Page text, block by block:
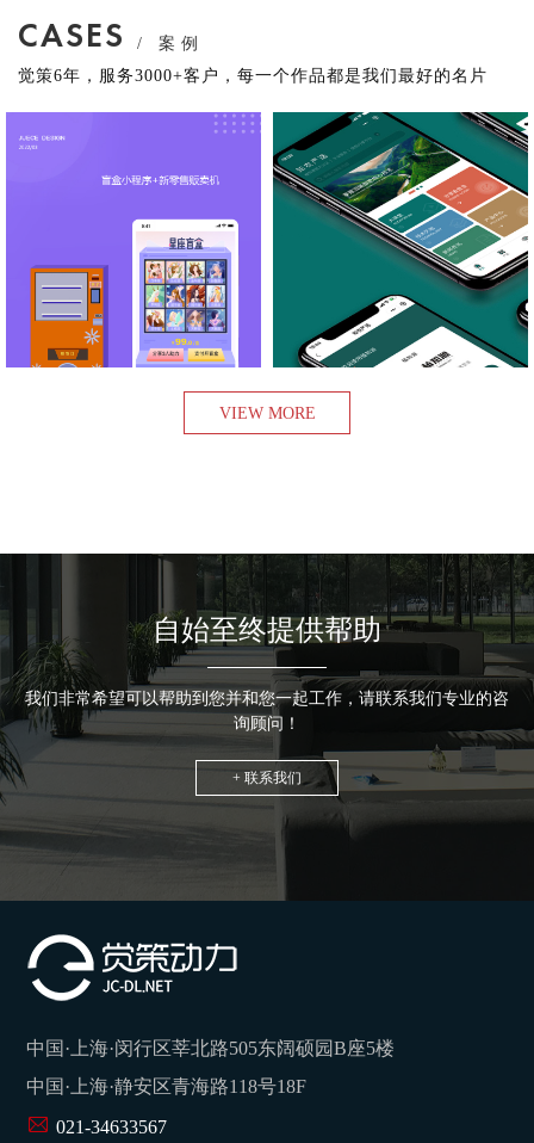
CASES
/ 案例
觉策6年，服务3000+客户，每一个作品都是我们最好的名片
盲盒小程序
查看项目
植农严选
查看项目
VIEW MORE
自始至终提供帮助
我们非常希望可以帮助到您并和您一起工作，请联系我们专业的咨
询顾问！
+ 联系我们
中国·上海·闵行区莘北路505东阔硕园B座5楼
中国·上海·静安区青海路118号18F
021-34633567